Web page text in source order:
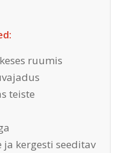
ruumis
teiste
kergesti seeditav